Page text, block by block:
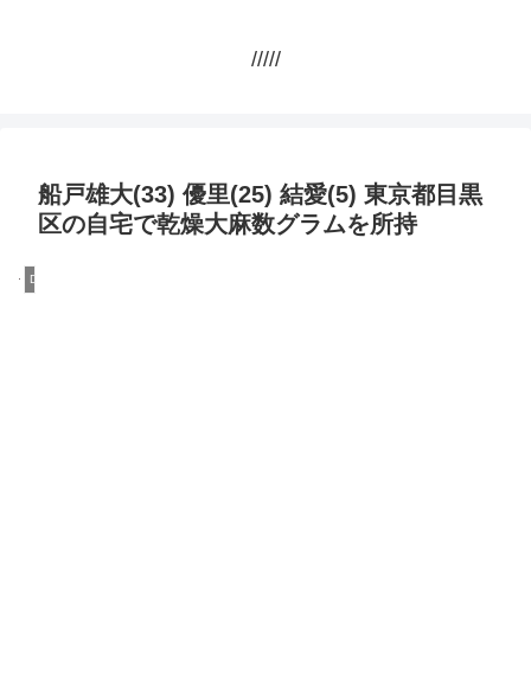
/////
船戸雄大(33) 優里(25) 結愛(5) 東京都目黒
区の自宅で乾燥大麻数グラムを所持
DQN